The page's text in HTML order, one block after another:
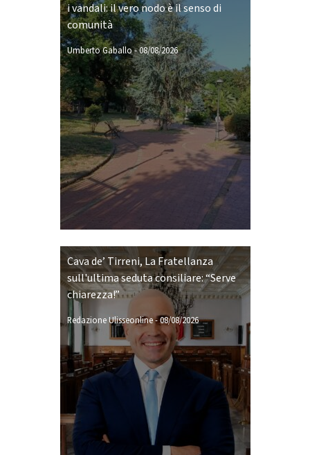
i vandali: il vero nodo è il senso di
comunità
Umberto Gaballo-08/08/2026
Cava de’ Tirreni, La Fratellanza
sull'ultima seduta consiliare: “Serve
chiarezza!”
Redazione Ulisseonline-08/08/2026